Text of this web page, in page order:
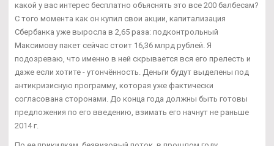
какой у вас интерес бесплатно объяснять это все 200 балбесам?
С того момента как он купил свои акции, капитализация
Сбербанка уже выросла в 2,65 раза: подконтрольный
Максимову пакет сейчас стоит 16,36 млрд рублей. Я
подозреваю, что именно в ней скрывается вся его прелесть и
даже если хотите - утончённость. Деньги будут выделены под
антикризисную программу, которая уже фактически
согласована сторонами. До конца года должны быть готовы
предложения по его введению, взимать его начнут не раньше
2014 г.